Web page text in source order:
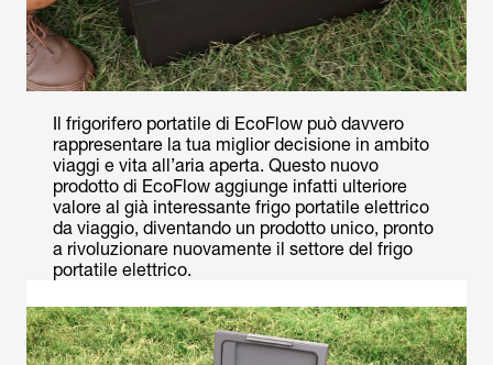
Il frigorifero portatile di EcoFlow può davvero
rappresentare la tua miglior decisione in ambito
viaggi e vita all’aria aperta. Questo nuovo
prodotto di EcoFlow aggiunge infatti ulteriore
valore al già interessante frigo portatile elettrico
da viaggio, diventando un prodotto unico, pronto
a rivoluzionare nuovamente il settore del frigo
portatile elettrico.